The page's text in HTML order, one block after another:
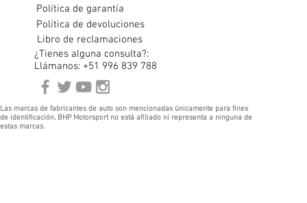
Política de garantía
Política de devoluciones
Libro de reclamaciones
¿Tienes alguna consulta?:
Llámanos: +51 996 839 788
Las marcas de fabricantes de auto son mencionadas únicamente para fines
de identificación. BHP Motorsport no está afiliado ni representa a ninguna de
estas marcas.